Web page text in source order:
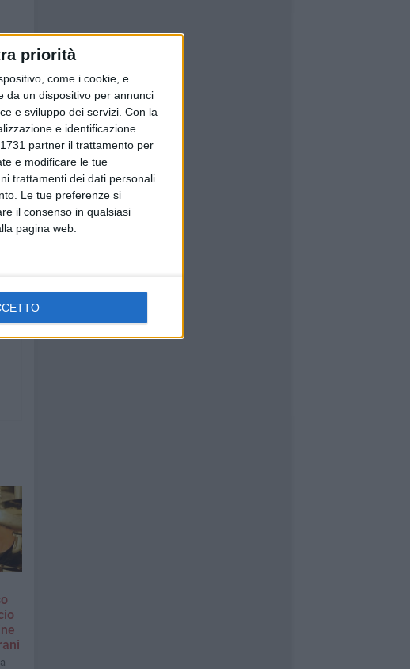
priorità
come i cookie, e
da un dispositivo per annunci
e sviluppo dei servizi. Con la
e identificazione
partner il trattamento per
e modificare le tue
trattamenti dei dati personali
Le tue preferenze si
il consenso in qualsiasi
pagina web.